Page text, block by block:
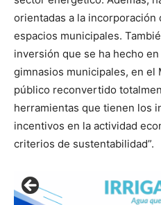
orientadas a la incorporación
espacios municipales.
inversión que se ha hecho
gimnasios municipales, en el
público reconvertido
herramientas que tienen los
incentivos en la actividad
criterios de sustentabilidad”.